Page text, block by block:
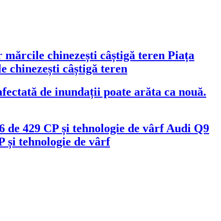
Piața
chinezești câștigă teren
de inundații poate arăta ca nouă.
Audi Q9
și tehnologie de vârf